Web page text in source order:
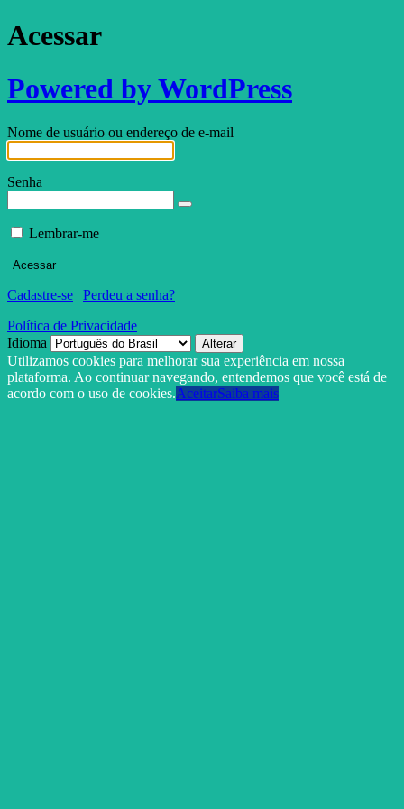
Acessar
Powered by WordPress
Nome de usuário ou endereço de e-mail
Senha
Lembrar-me
Cadastre-se | Perdeu a senha?
Política de Privacidade
Idioma
Utilizamos cookies para melhorar sua experiência em nossa
plataforma. Ao continuar navegando, entendemos que você está de
acordo com o uso de cookies.AceitarSaiba mais